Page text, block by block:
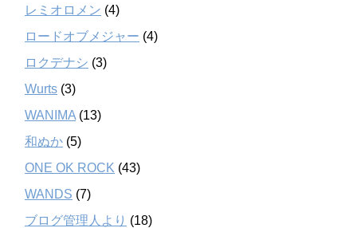
レミオロメン (4)
ロードオブメジャー (4)
ロクデナシ (3)
Wurts (3)
WANIMA (13)
和ぬか (5)
ONE OK ROCK (43)
WANDS (7)
ブログ管理人より (18)